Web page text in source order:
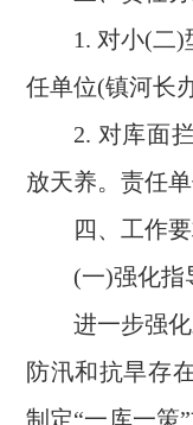
1. 对小(二
任单位(镇河长
2. 对库面
放天养。责任
四、工作
(一)强化指
进一步强
防汛和抗旱存
制定“一库一策